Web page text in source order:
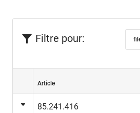
Filtre pour:
Article
85.241.416